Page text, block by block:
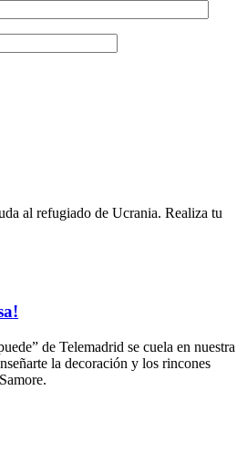
al refugiado de Ucrania. Realiza tu
de Telemadrid se cuela en nuestra
la decoración y los rincones